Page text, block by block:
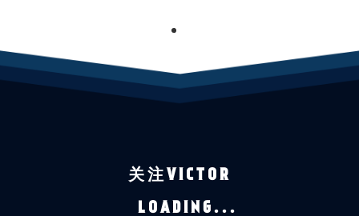
1
关注VICTOR
LOADING...